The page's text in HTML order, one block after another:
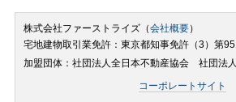
株式会社ファーストライズ（会社概要）
宅地建物取引業免許：東京都知事免許（3）第
加盟団体：社団法人全日本不動産協会 社団法
コーポレートサイト